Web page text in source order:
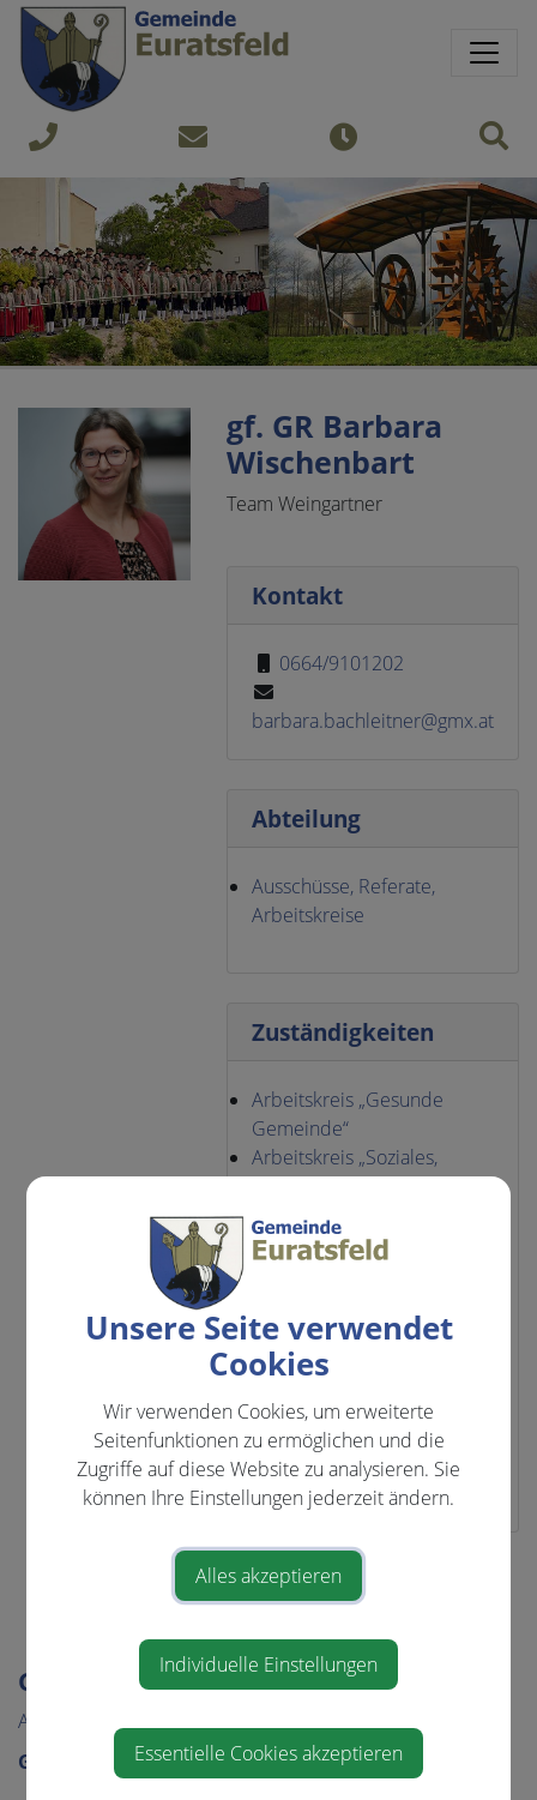
Sprungmarken
Springe direkt zu:
+43
7474
240
gemeinde@euratsfeld.gv.at
Öffnungszeiten
GEMEINDE & BÜRGERSERVICE
Aktuelles
Gemeinde
gf. GR Barbara
Wischenbart
Team Weingartner
Kontakt
0664/9101202
barbara.bachleitner@gmx.at
Abteilung
Ausschüsse, Referate,
Arbeitskreise
Zuständigkeiten
Arbeitskreis „Gesunde
Gemeinde“
Arbeitskreis „Soziales,
Beauftragte Familien-Audit
Gemeindereferentin für
Mittelschulgemeinde
Euratsfeld
Sozialbeirat der BH
Amstetten
Volksschulausschuss
⇐ zurück
Unsere Seite verwendet
Cookies
Wir verwenden Cookies, um erweiterte
Seitenfunktionen zu ermöglichen und die
Zugriffe auf diese Website zu analysieren. Sie
können Ihre Einstellungen jederzeit ändern.
Alles akzeptieren
Individuelle Einstellungen
Essentielle Cookies akzeptieren